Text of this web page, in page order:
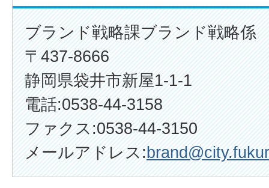
ブランド戦略課ブランド戦略係
〒437-8666
静岡県袋井市新屋1-1-1
電話:0538-44-3158
ファクス:0538-44-3150
メールアドレス: